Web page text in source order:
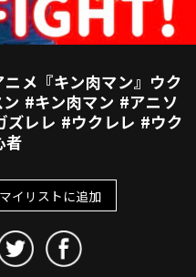
メ『キン肉マン』ウク
#キン肉マン #アニソ
レレ #ウクレレ #ウク
者
マイリストに追加